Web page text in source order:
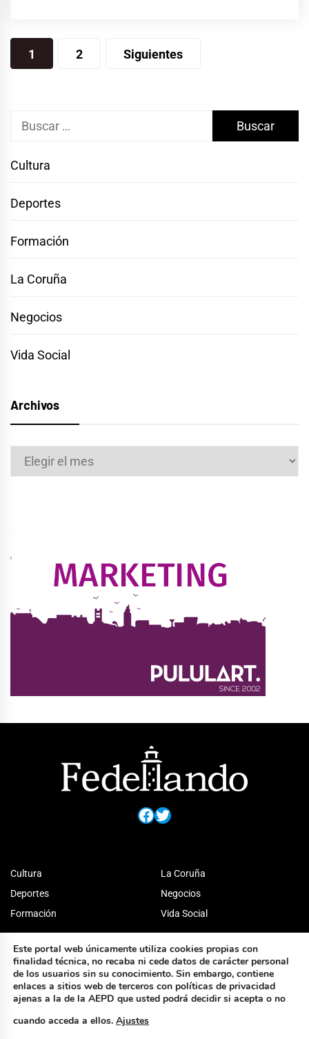
Paginación
de
1 2 Siguientes
Buscar:
Cultura
Deportes
Formación
La Coruña
Negocios
Vida Social
Archivos
Archivos
Facebook
Twitter
Cultura
Deportes
Formación
La Coruña
Negocios
Vida Social
Este portal web únicamente utiliza cookies propias con
finalidad técnica, no recaba ni cede datos de carácter personal
de los usuarios sin su conocimiento. Sin embargo, contiene
enlaces a sitios web de terceros con políticas de privacidad
ajenas a la de la AEPD que usted podrá decidir si acepta o no
cuando acceda a ellos. Ajustes